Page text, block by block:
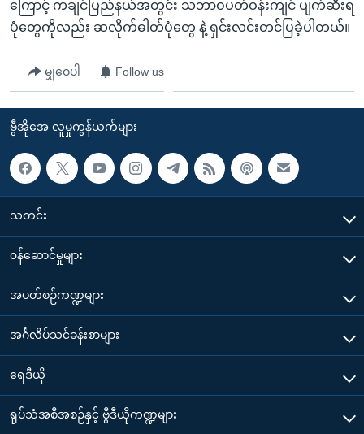
ကြောင့် ကချင်ပြည်နယ်အတွင်း သဘာဝပတ်ဝန်းကျင် ပျက်ဆီးရ
ပုံတွေကိုလည်း ဆလိုက်ဓါတ်ပုံတွေ နဲ့ ရှင်းလင်းတင်ပြခဲ့ပါတယ်။
မျှဝေပါ Follow us
ဗွီအိုအေ လူမှုကွန်ယက်များ
သတင်း
၀န်ဆောင်မှုများ
အပတ်စဉ်ကဏ္ဍများ
အင်္ဂလိပ်သင်ခန်းစာများ
ရေဒီယို
ရုပ်သံအစီအစဉ်နှင့် ဗွီဒီယိုကဏ္ဍများ